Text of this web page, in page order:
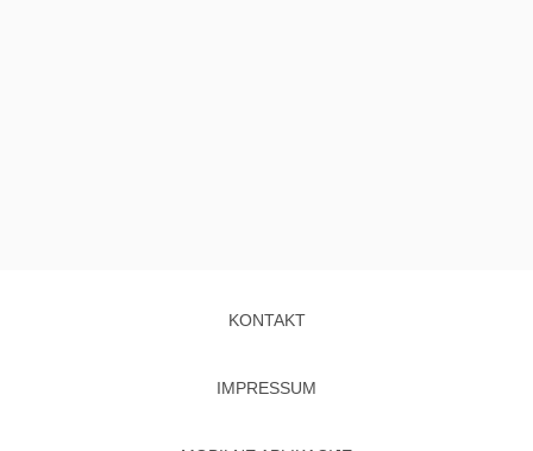
KONTAKT
IMPRESSUM